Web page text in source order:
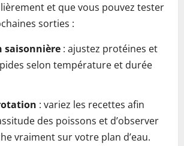
et que vous pouvez tester
sorties :
saisonnière : ajustez protéines et
selon température et durée
: variez les recettes afin
des poissons et d’observer
vraiment sur votre plan d’eau.